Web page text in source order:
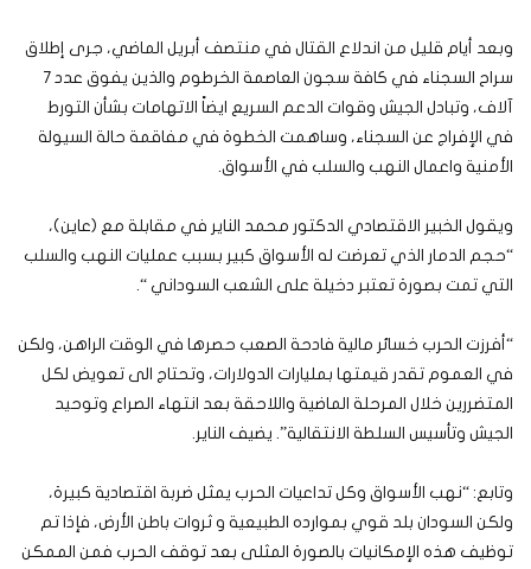
وبعد أيام قليل من اندلاع القتال في منتصف أبريل الماضي، جرى إطلاق
سراح السجناء في كافة سجون العاصمة الخرطوم والذين يفوق عدد 7
آلاف، وتبادل الجيش وقوات الدعم السريع ايضاً الاتهامات بشأن التورط
في الإفراج عن السجناء، وساهمت الخطوة في مفاقمة حالة السيولة
الأمنية واعمال النهب والسلب في الأسواق.
ويقول الخبير الاقتصادي الدكتور محمد الناير في مقابلة مع (عاين)،
“حجم الدمار الذي تعرضت له الأسواق كبير بسبب عمليات النهب والسلب
التي تمت بصورة تعتبر دخيلة على الشعب السوداني “.
“أفرزت الحرب خسائر مالية فادحة الصعب حصرها في الوقت الراهن، ولكن
في العموم تقدر قيمتها بمليارات الدولارات، وتحتاج الى تعويض لكل
المتضررين خلال المرحلة الماضية واللاحقة بعد انتهاء الصراع وتوحيد
الجيش وتأسيس السلطة الانتقالية”. يضيف الناير.
وتابع: “نهب الأسواق وكل تداعيات الحرب يمثل ضربة اقتصادية كبيرة،
ولكن السودان بلد قوي بموارده الطبيعية و ثروات باطن الأرض، فإذا تم
توظيف هذه الإمكانيات بالصورة المثلى بعد توقف الحرب فمن الممكن